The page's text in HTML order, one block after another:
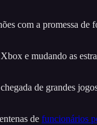
com a promessa
e mudando as
de grandes
de funcionários